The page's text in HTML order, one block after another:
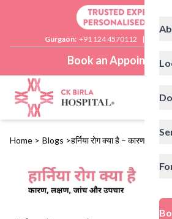
Gurgaon: +91 124 4570112 |
Book an
Home > Blogs >हर्निया रोग क्या है – कारण, लक्षण,